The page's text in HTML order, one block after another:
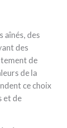
aînés, des
des
de
de la
ce choix
et de